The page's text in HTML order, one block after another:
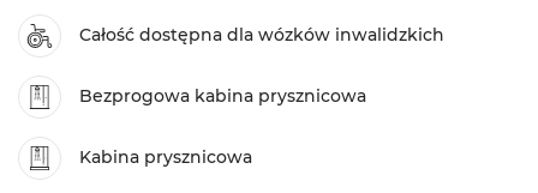
Całość dostępna dla wózków inwalidzkich
Bezprogowa kabina prysznicowa
Kabina prysznicowa